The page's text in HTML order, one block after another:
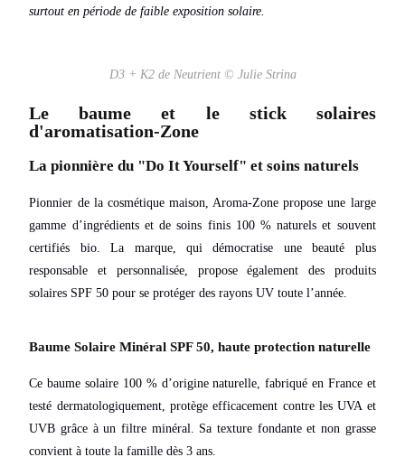
surtout en période de faible exposition solaire.
D3 + K2 de Neutrient © Julie Strina
Le baume et le stick solaires
d'aromatisation-Zone
La pionnière du "Do It Yourself" et soins naturels
Pionnier de la cosmétique maison, Aroma-Zone propose une large
gamme d’ingrédients et de soins finis 100 % naturels et souvent
certifiés bio. La marque, qui démocratise une beauté plus
responsable et personnalisée, propose également des produits
solaires SPF 50 pour se protéger des rayons UV toute l’année.
Baume Solaire Minéral SPF 50, haute protection naturelle
Ce baume solaire 100 % d’origine naturelle, fabriqué en France et
testé dermatologiquement, protège efficacement contre les UVA et
UVB grâce à un filtre minéral. Sa texture fondante et non grasse
convient à toute la famille dès 3 ans.